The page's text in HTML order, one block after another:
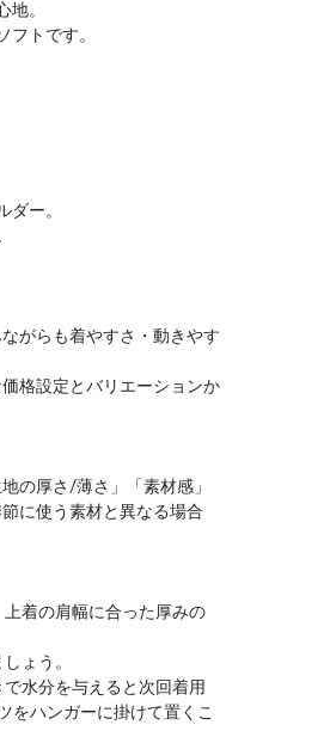
地。
フトです。
ダー。
がらも着やすさ・動きやす
格設定とバリエーションか
の厚さ/薄さ」「素材感」
に使う素材と異なる場合
着の肩幅に合った厚みの
ょう。
水分を与えると次回着用
をハンガーに掛けて置くこ